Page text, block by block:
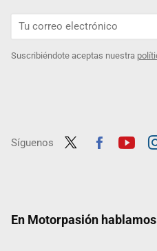
Suscribiéndote aceptas nuestra
Síguenos
En Motorpasión